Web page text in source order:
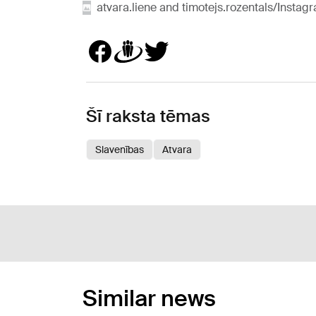
atvara.liene and timotejs.rozentals/
Šī raksta tēmas
Slavenības Atvara
Similar news